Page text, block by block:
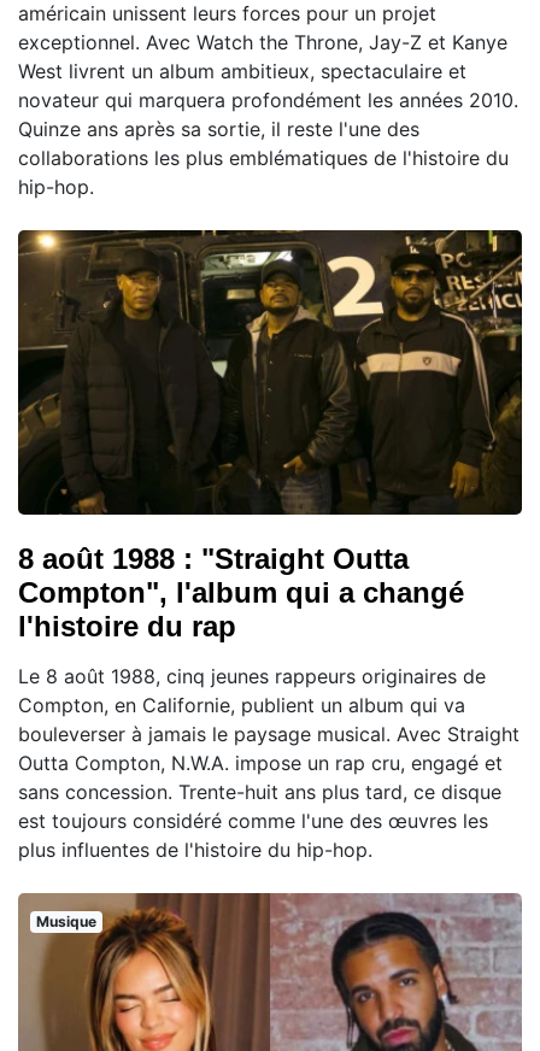
américain unissent leurs forces pour un projet
exceptionnel. Avec Watch the Throne, Jay-Z et Kanye
West livrent un album ambitieux, spectaculaire et
novateur qui marquera profondément les années 2010.
Quinze ans après sa sortie, il reste l'une des
collaborations les plus emblématiques de l'histoire du
hip-hop.
8 août 1988 : "Straight Outta
Compton", l'album qui a changé
l'histoire du rap
Le 8 août 1988, cinq jeunes rappeurs originaires de
Compton, en Californie, publient un album qui va
bouleverser à jamais le paysage musical. Avec Straight
Outta Compton, N.W.A. impose un rap cru, engagé et
sans concession. Trente-huit ans plus tard, ce disque
est toujours considéré comme l'une des œuvres les
plus influentes de l'histoire du hip-hop.
Musique